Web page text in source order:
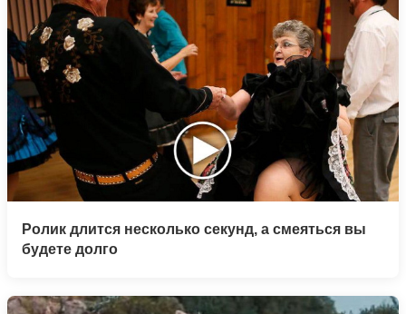
Ролик длится несколько секунд, а смеяться вы
будете долго